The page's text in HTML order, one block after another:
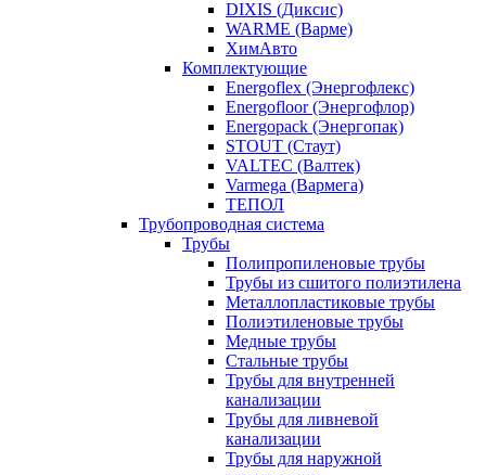
DIXIS (Диксис)
WARME (Варме)
ХимАвто
Комплектующие
Energoflex (Энергофлекс)
Energofloor (Энергофлор)
Energopack (Энергопак)
STOUT (Стаут)
VALTEC (Валтек)
Varmega (Вармега)
ТЕПОЛ
Трубопроводная система
Трубы
Полипропиленовые трубы
Трубы из сшитого полиэтилена
Металлопластиковые трубы
Полиэтиленовые трубы
Медные трубы
Стальные трубы
Трубы для внутренней
канализации
Трубы для ливневой
канализации
Трубы для наружной